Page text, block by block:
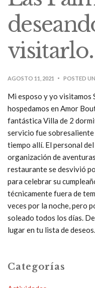
visitarlo.
AGOSTO 11, 2021 POSTED
Mi esposo y yo visitamos
hospedamos en Amor
fantástica Villa de 2
servicio fue
tiempo allí. El personal
organización de
restaurante se desvivió
para celebrar su
técnicamente fuera de
veces por la noche, pero
soleado todos los días.
lugar en tu lista de
Categorías